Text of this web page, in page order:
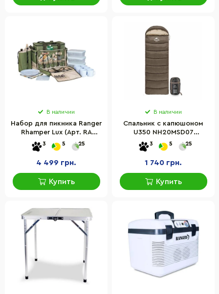
В наличии
Набор для пикника Ranger
Rhamper Lux (Арт. RA
9902)
3 5 25
4 499 грн.
Купить
В наличии
Спальник с капюшоном
U350 NH20MSD07
Naturehike 6927595767221-
R, (1°C), правый,
коричневый
3 5 25
1 740 грн.
Купить